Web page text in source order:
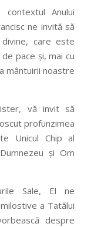
contextul Anului
ne invită să
care este
pace și, mai cu
mântuirii noastre
vă invit să
profunzimea
Unicul Chip al
și Om
Sale, El ne
a Tatălui
despre